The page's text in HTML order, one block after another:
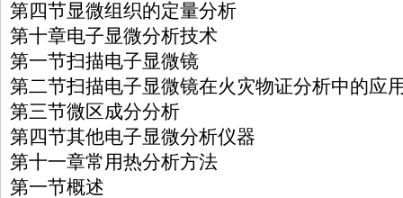
第四节显微组织的定量分析
第十章电子显微分析技术
第一节扫描电子显微镜
第二节扫描电子显微镜在火灾物证分析中的应
第三节微区成分分析
第四节其他电子显微分析仪器
第十一章常用热分析方法
第一节概述